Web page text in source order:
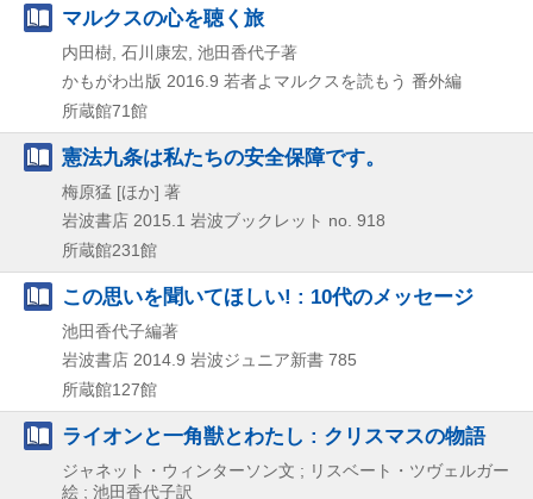
マルクスの心を聴く旅
内田樹, 石川康宏, 池田香代子著
かもがわ出版 2016.9 若者よマルクスを読もう 番外編
所蔵館71館
憲法九条は私たちの安全保障です。
梅原猛 [ほか] 著
岩波書店 2015.1 岩波ブックレット no. 918
所蔵館231館
この思いを聞いてほしい! : 10代のメッセージ
池田香代子編著
岩波書店 2014.9 岩波ジュニア新書 785
所蔵館127館
ライオンと一角獣とわたし : クリスマスの物語
ジャネット・ウィンターソン文 ; リスベート・ツヴェルガー
絵 ; 池田香代子訳